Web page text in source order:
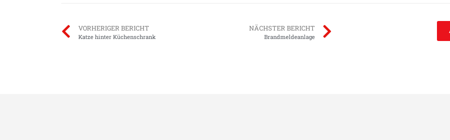
VORHERIGER BERICHT
Katze hinter Küchenschrank
NÄCHSTER BERICHT
Brandmeldeanlage